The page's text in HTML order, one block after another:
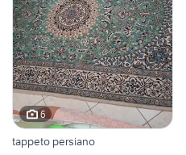
6
tappeto persiano